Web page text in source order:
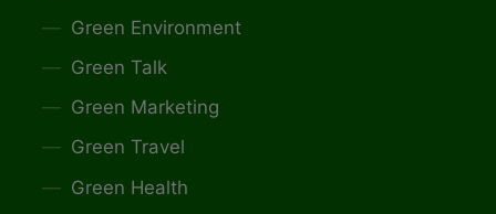
Green Environment
Green Talk
Green Marketing
Green Travel
Green Health